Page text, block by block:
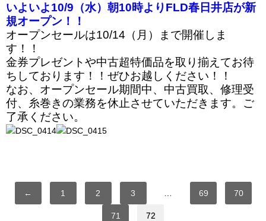
いよいよ10/9（水）朝10時よりFLD春日井店が新
規オープン！！
オープンセールは10/14（月）まで開催しま
す！！
金券プレゼントや中古超特価品を取り揃えてお待
ちしております！！ぜひお越しください！！
なお、オープンセール期間中、中古買取、修理受
付、糸巻きの業務を休止させていただきます。ご
了承ください。
← 1 2 3 69 70
71 72